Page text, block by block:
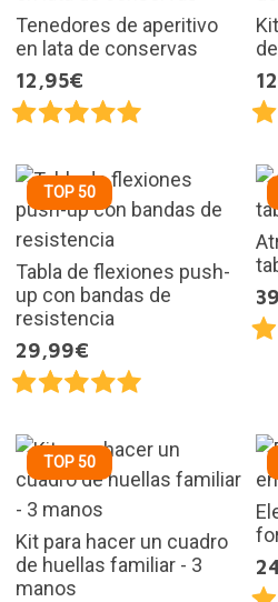
Tenedores de aperitivo
en lata de conservas
12,95€
TOP 50
Tabla de flexiones push-
up con bandas de
resistencia
29,99€
TOP 50
Kit para hacer un cuadro
de huellas familiar - 3
manos